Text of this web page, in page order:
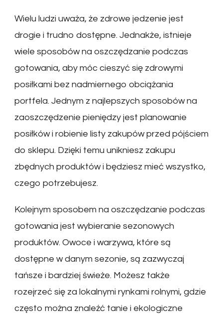
Wielu ludzi uważa, że zdrowe jedzenie jest
drogie i trudno dostępne. Jednakże, istnieje
wiele sposobów na oszczędzanie podczas
gotowania, aby móc cieszyć się zdrowymi
posiłkami bez nadmiernego obciążania
portfela. Jednym z najlepszych sposobów na
zaoszczędzenie pieniędzy jest planowanie
posiłków i robienie listy zakupów przed pójściem
do sklepu. Dzięki temu unikniesz zakupu
zbędnych produktów i będziesz mieć wszystko,
czego potrzebujesz.
Kolejnym sposobem na oszczędzanie podczas
gotowania jest wybieranie sezonowych
produktów. Owoce i warzywa, które są
dostępne w danym sezonie, są zazwyczaj
tańsze i bardziej świeże. Możesz także
rozejrzeć się za lokalnymi rynkami rolnymi, gdzie
często można znaleźć tanie i ekologiczne